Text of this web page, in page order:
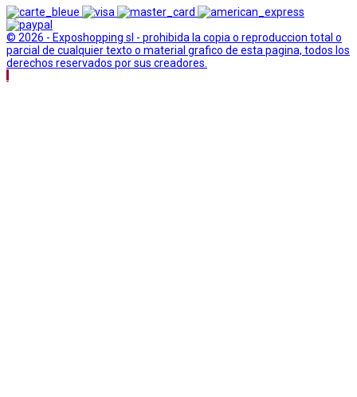
© 2026 - Exposhopping sl - prohibida la copia o reproduccion total o
parcial de cualquier texto o material grafico de esta pagina, todos los
derechos reservados por sus creadores.